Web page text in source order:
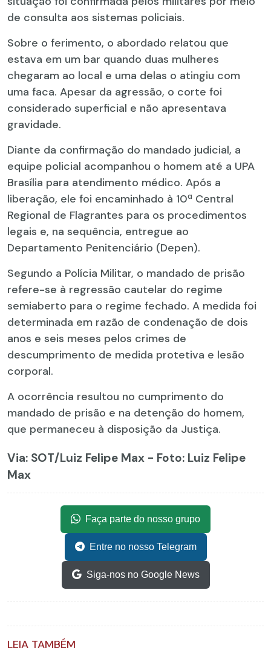
de consulta aos sistemas policiais.
Sobre o ferimento, o abordado relatou que
estava em um bar quando duas mulheres
chegaram ao local e uma delas o atingiu com
uma faca. Apesar da agressão, o corte foi
considerado superficial e não apresentava
gravidade.
Diante da confirmação do mandado judicial, a
equipe policial acompanhou o homem até a UPA
Brasília para atendimento médico. Após a
liberação, ele foi encaminhado à 10ª Central
Regional de Flagrantes para os procedimentos
legais e, na sequência, entregue ao
Departamento Penitenciário (Depen).
Segundo a Polícia Militar, o mandado de prisão
refere-se à regressão cautelar do regime
semiaberto para o regime fechado. A medida foi
determinada em razão de condenação de dois
anos e seis meses pelos crimes de
descumprimento de medida protetiva e lesão
corporal.
A ocorrência resultou no cumprimento do
mandado de prisão e na detenção do homem,
que permaneceu à disposição da Justiça.
Via: SOT/Luiz Felipe Max - Foto: Luiz Felipe
Max
Faça parte do nosso grupo
Entre no nosso Telegram
Siga-nos no Google News
LEIA TAMBÉM